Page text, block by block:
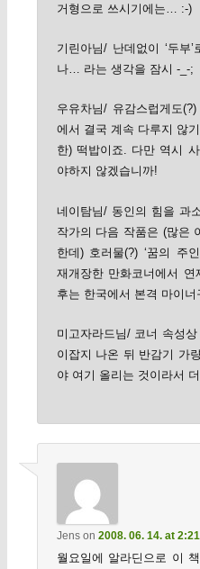
거형으로 쓰시기에는… :-)
기린아님/ 난데없이 ‘두부
나… 라는 생각을 잠시 -_-;
우유차님/ 유감스럽게도
에서 결국 계속 다루지 않
한) 떡밥이죠. 다만 역시
야하지 않겠습니까!
네이탐님/ 동인의 힘을 과
작가의 다음 작품은 (많은
한데) 호러물(?) ‘꿈의 주
재개장한 만화코너에서
후는 한국에서 본격 마이너
미고자라드님/ 코너 속성
이잡지 나온 뒤 반감기 가
야 여기 올리는 것이라서
Jenson 2008. 06. 14. at
월요일에 알라딘으로 이